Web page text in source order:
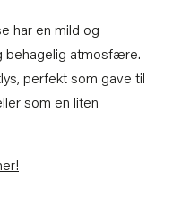
har en mild og
behagelig atmosfære.
perfekt som gave til
som en liten